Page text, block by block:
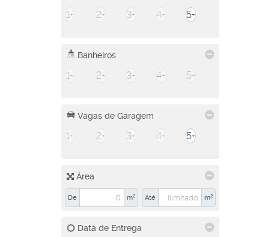
1+ 2+ 3+ 4+ 5+
Banheiros
1+ 2+ 3+ 4+ 5+
Vagas de Garagem
1+ 2+ 3+ 4+ 5+
Área
De m² Até m²
Data de Entrega